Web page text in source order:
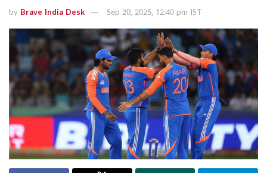
by Brave India Desk Sep 20, 2025, 12:40 pm IST